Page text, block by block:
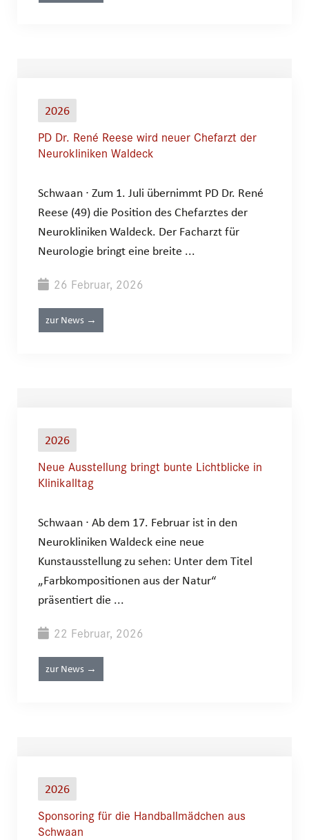
2026
PD Dr. René Reese wird neuer Chefarzt der
Neurokliniken Waldeck
Schwaan ∙ Zum 1. Juli übernimmt PD Dr. René
Reese (49) die Position des Chefarztes der
Neurokliniken Waldeck. Der Facharzt für
Neurologie bringt eine breite ...
26 Februar, 2026
zur News →
2026
Neue Ausstellung bringt bunte Lichtblicke in
Klinikalltag
Schwaan ∙ Ab dem 17. Februar ist in den
Neurokliniken Waldeck eine neue
Kunstausstellung zu sehen: Unter dem Titel
„Farbkompositionen aus der Natur“
präsentiert die ...
22 Februar, 2026
zur News →
2026
Sponsoring für die Handballmädchen aus
Schwaan